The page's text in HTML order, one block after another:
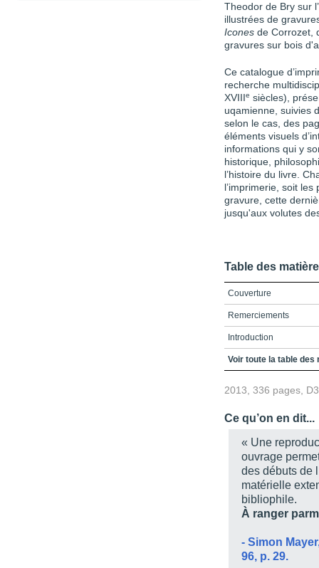
Theodor de Bry sur
illustrées de
Icones de Corrozet,
gravures sur bois
Ce catalogue
recherche
XVIII
e siècles),
uqamienne, suivies
selon le cas, des
éléments visuels
informations qui y
historique,
l’histoire du livre.
l’imprimerie, soit
gravure, cette
jusqu'aux volutes
Table des
Couverture
Remerciements
Introduction
Protocole de
Table des illustrations
Bibliographie /
Usuels et catalogues
Monographies et
Articles et revues
Index - Des auteurs,
Index - Des
Voir toute la table des
2013, 336 pages,
Ce qu’on en dit...
« Une
ouvrage
des débuts de
matérielle
bibliophile.
À ranger
- Simon
96, p. 29.